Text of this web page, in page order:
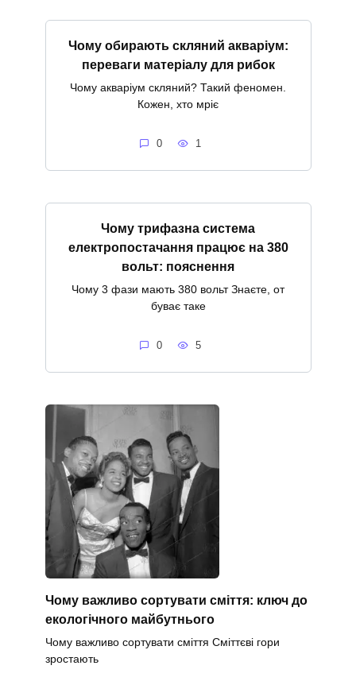
Чому обирають скляний акваріум:
переваги матеріалу для рибок
Чому акваріум скляний? Такий феномен.
Кожен, хто мріє
0 1
Чому трифазна система
електропостачання працює на 380
вольт: пояснення
Чому 3 фази мають 380 вольт Знаєте, от
буває таке
0 5
Чому важливо сортувати сміття: ключ до
екологічного майбутнього
Чому важливо сортувати сміття Сміттєві гори
зростають